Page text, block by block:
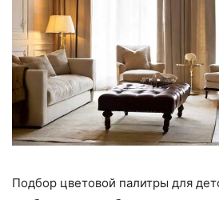
Подбор цветовой палитры для